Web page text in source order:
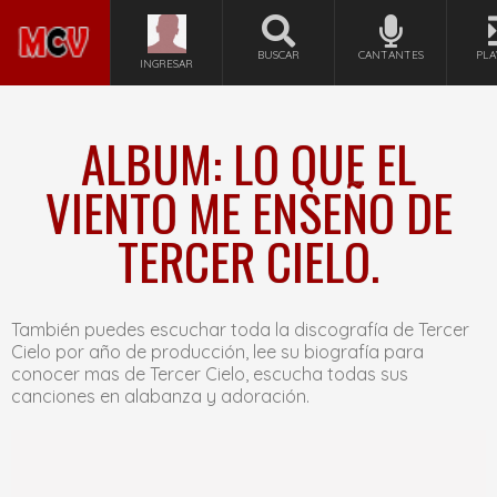
INGRESAR
BUSCAR CANTANTES
ALBUM: LO QUE EL
VIENTO ME ENSEÑO DE
TERCER CIELO.
También puedes escuchar toda la discografía de Tercer
Cielo por año de producción, lee su biografía para
conocer mas de Tercer Cielo, escucha todas sus
canciones en alabanza y adoración.